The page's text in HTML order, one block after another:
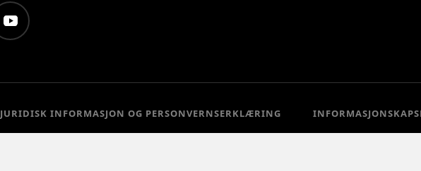
JURIDISK INFORMASJON OG PERSONVERNSERKLÆRING